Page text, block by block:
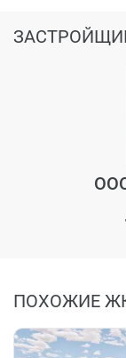
ПОХОЖИЕ